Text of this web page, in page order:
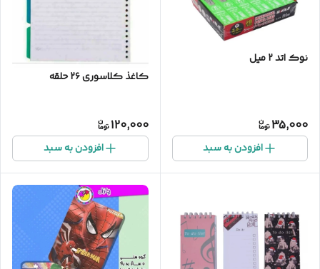
نوک اتد ۲ میل
35,000
افزودن به سبد
کاغذ کلاسوری ۲۶ حلقه
120,000
افزودن به سبد